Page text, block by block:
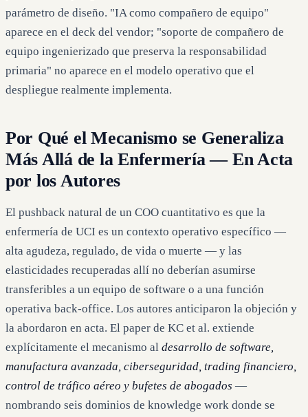
parámetro de diseño. "IA como compañero de equipo"
aparece en el deck del vendor; "soporte de compañero de
equipo ingenierizado que preserva la responsabilidad
primaria" no aparece en el modelo operativo que el
despliegue realmente implementa.
Por Qué el Mecanismo se Generaliza
Más Allá de la Enfermería — En Acta
por los Autores
El pushback natural de un COO cuantitativo es que la
enfermería de UCI es un contexto operativo específico —
alta agudeza, regulado, de vida o muerte — y las
elasticidades recuperadas allí no deberían asumirse
transferibles a un equipo de software o a una función
operativa back-office. Los autores anticiparon la objeción y
la abordaron en acta. El paper de KC et al. extiende
explícitamente el mecanismo al desarrollo de software,
manufactura avanzada, ciberseguridad, trading financiero,
control de tráfico aéreo y bufetes de abogados —
nombrando seis dominios de knowledge work donde se